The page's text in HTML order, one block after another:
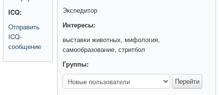
ICQ:
Отправить
ICQ-
сообщение
Экспедитор
Интересы:
выставки животных, мифология,
самообразование, стритбол
Группы: